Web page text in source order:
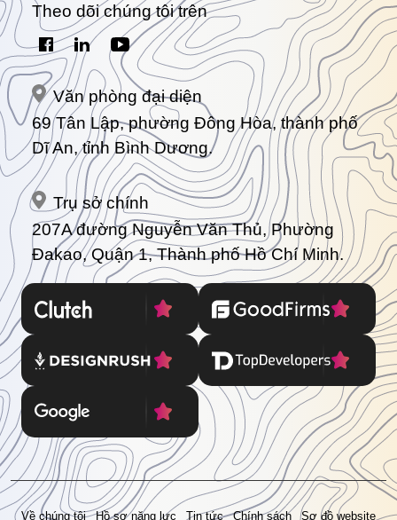
Theo dõi chúng tôi trên
Văn phòng đại diện
69 Tân Lập, phường Đông Hòa, thành phố
Dĩ An, tỉnh Bình Dương.
Trụ sở chính
207A đường Nguyễn Văn Thủ, Phường
Đakao, Quận 1, Thành phố Hồ Chí Minh.
Về chúng tôi Hồ sơ năng lực Tin tức Chính sách Sơ đồ website